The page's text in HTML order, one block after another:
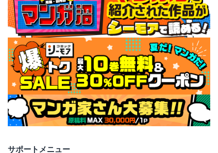
サポートメニュー